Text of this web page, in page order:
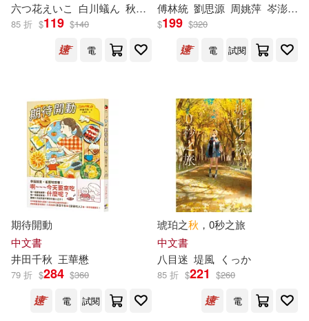
楊伯峻(12) 秋ぎつね(12)
秋芳あめり(12)
秋鹿ユギリ(12) 程玉秋(12)
哈金(11) 川又千秋(11)
廖秋莎（主編）(11)
李忠秋(11) 槙陽子(11)
白川蟻ん(11) 瞿秋白(11)
秋好(11)
上海文藝出版社(35)
新疆青少年出版社(35)
中國社會科學出版社(34)
北京圖書館出版社(34)
廣東人民出版社(34)
法律出版社(34) 說頻文化(34)
六つ花えいこ
白川蟻ん 秋鹿ユギリ 杜信彰
85 折 $119 $140
電
傅林統 劉思源 周姚萍 岑澎維
$199 $320
電
試閱
期待開動
中文書
井田千秋 王華懋
79 折 $284 $360
電
試閱
琥珀之秋 ，0秒之旅
中文書
八目迷 堤風 くっか
85 折 $221 $260
電